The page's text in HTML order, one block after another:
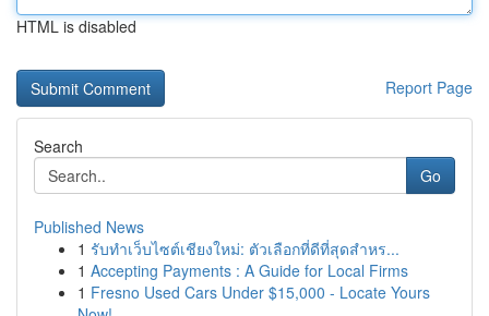
HTML is disabled
Report Page
Search
Go
Published News
1 รับทำเว็บไซต์เชียงใหม่: ตัวเลือกที่ดีที่สุดสำหร...
1 Accepting Payments : A Guide for Local Firms
1 Fresno Used Cars Under $15,000 - Locate Yours